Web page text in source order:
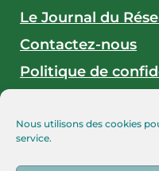
Nous utilisons des cookies
service.
Le Journal du
Contactez-nous
Politique de